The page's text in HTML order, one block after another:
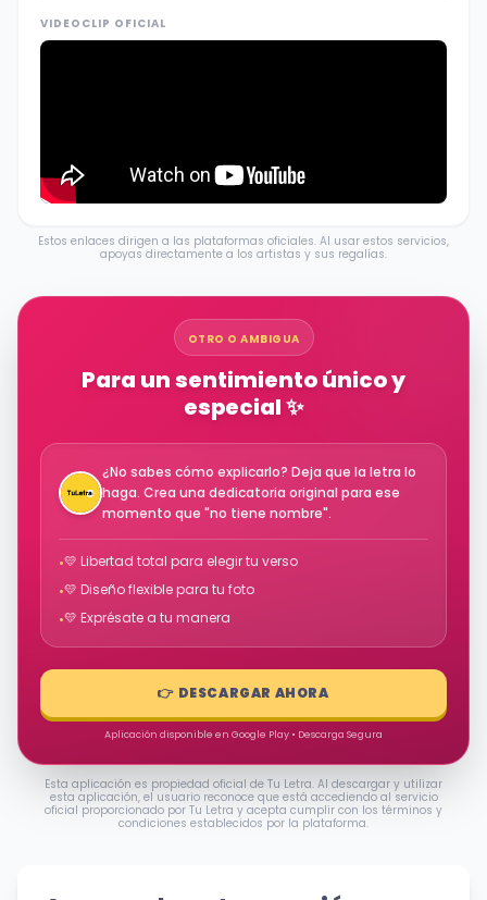
VIDEOCLIP OFICIAL
Estos enlaces dirigen a las plataformas oficiales. Al usar estos servicios,
apoyas directamente a los artistas y sus regalías.
OTRO O AMBIGUA
Para un sentimiento único y
especial ✨
¿No sabes cómo explicarlo? Deja que la letra lo
haga. Crea una dedicatoria original para ese
momento que "no tiene nombre".
•💛 Libertad total para elegir tu verso
•💛 Diseño flexible para tu foto
•💛 Exprésate a tu manera
👉 DESCARGAR AHORA
Aplicación disponible en Google Play • Descarga Segura
Esta aplicación es propiedad oficial de Tu Letra. Al descargar y utilizar
esta aplicación, el usuario reconoce que está accediendo al servicio
oficial proporcionado por Tu Letra y acepta cumplir con los términos y
condiciones establecidos por la plataforma.